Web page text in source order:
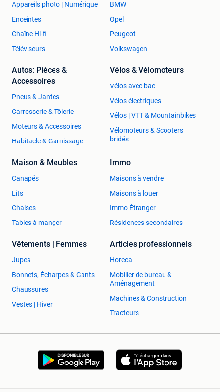
Appareils photo | Numérique
Enceintes
Chaîne Hi-fi
Téléviseurs
BMW
Opel
Peugeot
Volkswagen
Autos: Pièces &
Accessoires
Pneus & Jantes
Carrosserie & Tôlerie
Moteurs & Accessoires
Habitacle & Garnissage
Vélos & Vélomoteurs
Vélos avec bac
Vélos électriques
Vélos | VTT & Mountainbikes
Vélomoteurs & Scooters
bridés
Maison & Meubles
Canapés
Lits
Chaises
Tables à manger
Immo
Maisons à vendre
Maisons à louer
Immo Étranger
Résidences secondaires
Vêtements | Femmes
Jupes
Bonnets, Écharpes & Gants
Chaussures
Vestes | Hiver
Articles professionnels
Horeca
Mobilier de bureau &
Aménagement
Machines & Construction
Tracteurs